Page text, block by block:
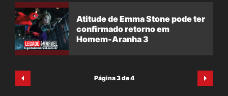
Atitude de Emma Stone pode ter
confirmado retorno em
Homem-Aranha 3
Página 3 de 4